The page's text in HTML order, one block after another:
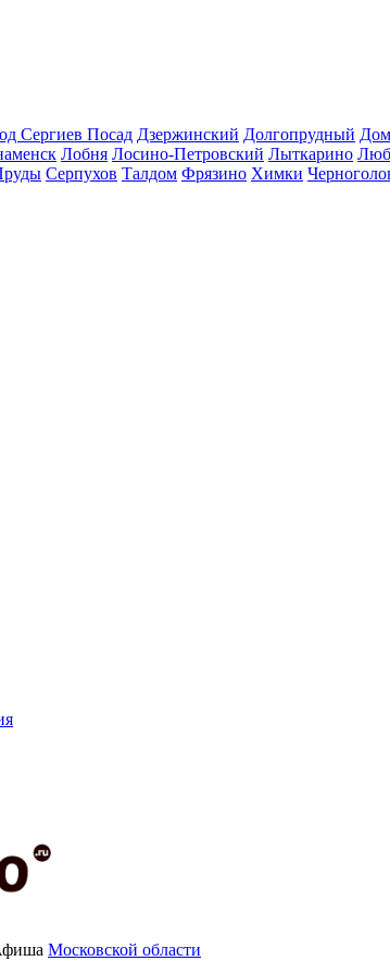
Сергиев Посад Дзержинский Долгопрудный
Лобня Лосино-Петровский Лыткарино
Серпухов Талдом Фрязино Химки
Московской области